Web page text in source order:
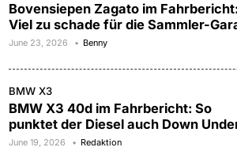
Bovensiepen Zagato im Fahrbericht:
Viel zu schade für die Sammler-
June 23, 2026 Benny
BMW X3
BMW X3 40d im Fahrbericht: So
punktet der Diesel auch Down
June 19, 2026 Redaktion